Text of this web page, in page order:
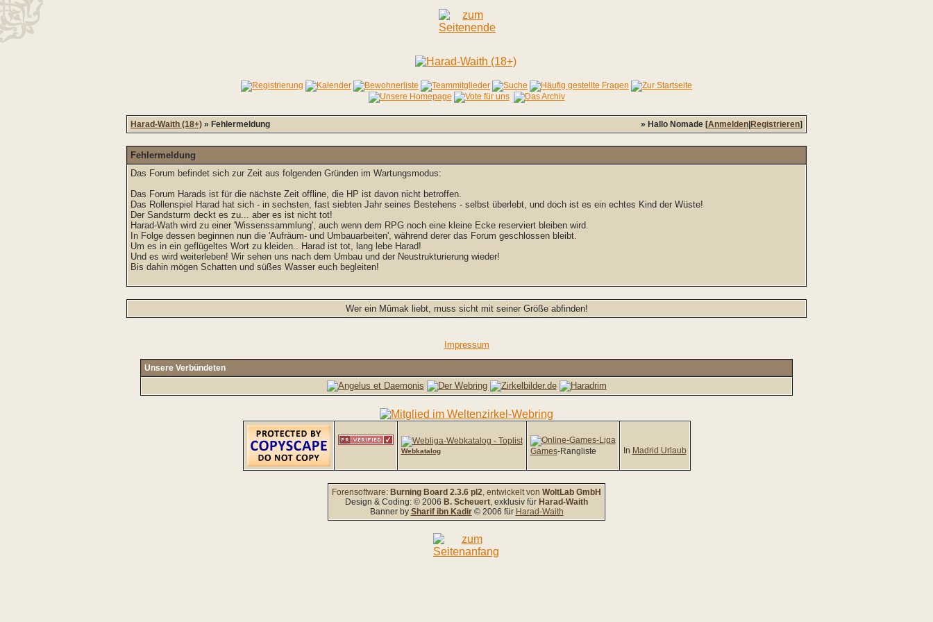
Harad-Waith (18+) » Fehlermeldung » Hallo Nomade [Anmelden Registrieren]
Fehlermeldung
Das Forum befindet sich zur Zeit aus folgenden Gründen im Wartungsmodus:
Das Forum Harads ist für die nächste Zeit offline, die HP ist davon nicht betroffen.
Das Rollenspiel Harad hat sich - in sechsten, fast siebten Jahr seines Bestehens - selbst überlebt, und doch ist es ein echtes Kind der Wüste!
Der Sandsturm deckt es zu... aber es ist nicht tot!
Harad-Wath wird zu einer 'Wissenssammlung', auch wenn dem RPG noch eine kleine Ecke reserviert bleiben wird.
In Folge dessen beginnen nun die 'Aufräum- und Umbauarbeiten', während derer das Forum geschlossen bleibt.
Um es in ein geflügeltes Wort zu kleiden.. Harad ist tot, lang lebe Harad!
Und es wird weiterleben! Wir sehen uns nach dem Umbau und der Neustrukturierung wieder!
Bis dahin mögen Schatten und süßes Wasser euch begleiten!
Wer ein Mûmak liebt, muss sicht mit seiner Größe abfinden!
Impressum
Unsere Verbündeten
Webkatalog Games-Rangliste In Madrid Urlaub
Forensoftware: Burning Board 2.3.6 pl2, entwickelt von WoltLab GmbH
Design & Coding: © 2006 B. Scheuert, exklusiv für Harad-Waith
Banner by Sharif ibn Kadir© 2006 für Harad-Waith